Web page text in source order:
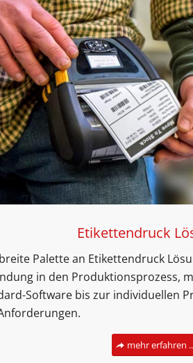
Etikettendruck
Palette an Etikettendruck
in den Produktionsprozess,
Software bis zur individuellen
mehr erfahren